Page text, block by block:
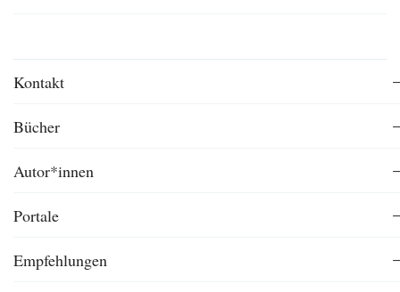
Kontakt
Bücher
Autor*innen
Portale
Empfehlungen